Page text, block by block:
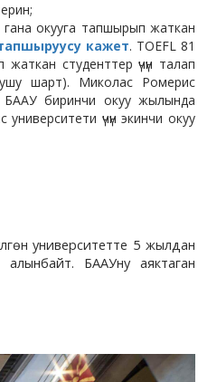
окууга тапшырып жаткан
кажет. TOEFL 81
студенттер үчүн талап
шарт). Миколас Ромерис
БААУ биринчи окуу жылында
үчүн экинчи окуу
университетте 5 жылдан
БААУну аяктаган